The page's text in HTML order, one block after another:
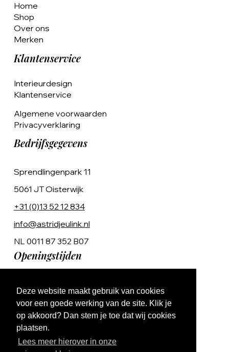
Deze website maakt gebruik van cookies
voor een goede werking van de site. Klik je
op akkoord? Dan stem je toe dat wij cookies
plaatsen.
Lees meer hierover in onze
Home
Shop
Over ons
Merken
Klantenservice
Interieurdesign
Klantenservice
Algemene voorwaarden
Privacyverklaring
Bedrijfsgegevens
Sprendlingenpark 11
5061 JT Oisterwijk
+31 (0)13 52 12 834
info@astridjeulink.nl
NL 0011 87 352 B07
Openingstijden
Ma t/m Vr 9:00 - 17:00